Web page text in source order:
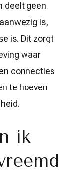
deelt geen
is,
is. Dit zorgt
waar
connecties
te hoeven
ik